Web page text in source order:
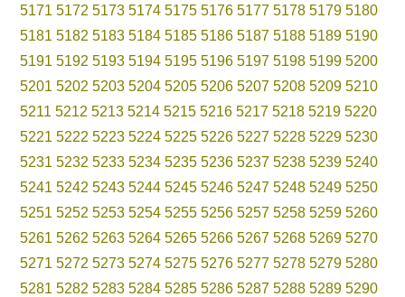
5171 5172 5173 5174 5175 5176 5177 5178 5179 5180
5181 5182 5183 5184 5185 5186 5187 5188 5189 5190
5191 5192 5193 5194 5195 5196 5197 5198 5199 5200
5201 5202 5203 5204 5205 5206 5207 5208 5209 5210
5211 5212 5213 5214 5215 5216 5217 5218 5219 5220
5221 5222 5223 5224 5225 5226 5227 5228 5229 5230
5231 5232 5233 5234 5235 5236 5237 5238 5239 5240
5241 5242 5243 5244 5245 5246 5247 5248 5249 5250
5251 5252 5253 5254 5255 5256 5257 5258 5259 5260
5261 5262 5263 5264 5265 5266 5267 5268 5269 5270
5271 5272 5273 5274 5275 5276 5277 5278 5279 5280
5281 5282 5283 5284 5285 5286 5287 5288 5289 5290